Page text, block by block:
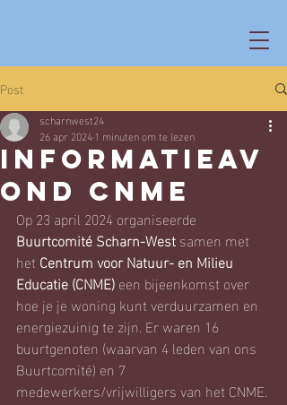
Post
Informatieav
ond CNME
scharnwest24
26 apr 20241 minuten om te lezen
Op 23 april 2024 organiseerde
Buurtcomité Scharn-West samen met
het Centrum voor Natuur- en Milieu
Educatie (CNME) een bijeenkomst over
hoe je je woning kunt verduurzamen en
energiezuinig te zijn. Er waren 16
buurtgenoten (waarvan 4 leden van ons
Buurtcomité) en 7
medewerkers/vrijwilligers van het CNME.